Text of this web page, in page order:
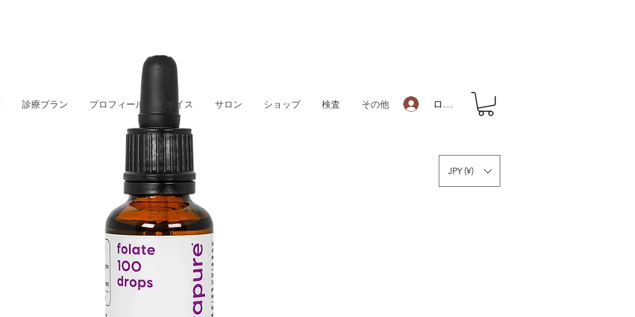
診療プラン プロフィール ボイス サロン ショップ 検査 その他 ログイン
JPY (¥)